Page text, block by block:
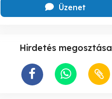
Üzenet
Hirdetés megosztása